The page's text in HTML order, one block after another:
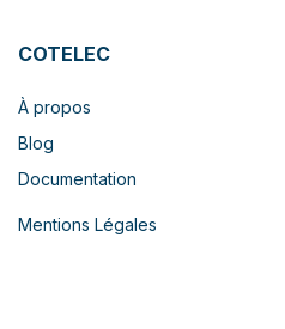
COTELEC
À propos
Blog
Documentation
Mentions Légales